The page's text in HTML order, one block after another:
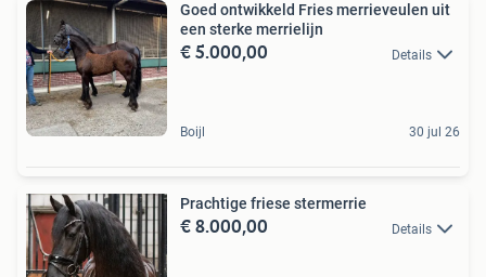
Goed ontwikkeld Fries merrieveulen uit
een sterke merrielijn
€ 5.000,00 Details
Boijl 30 jul 26
Prachtige friese stermerrie
€ 8.000,00 Details